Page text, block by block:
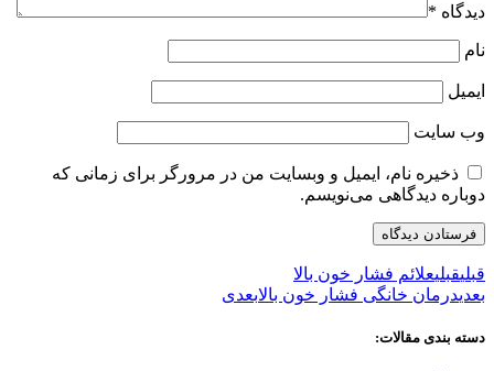
دیدگاه *
نام
ایمیل
وب‌ سایت
ذخیره نام، ایمیل و وبسایت من در مرورگر برای زمانی که
دوباره دیدگاهی می‌نویسم.
قبلیقبلیعلائم فشار خون بالا
بعدیدرمان خانگی فشار خون بالابعدی
دسته بندی مقالات: